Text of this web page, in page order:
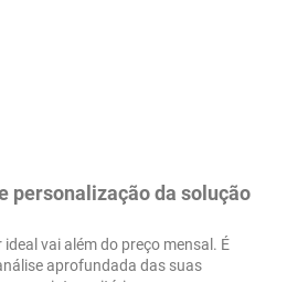
personalização da solução
vai além do preço mensal. É
aprofundada das suas